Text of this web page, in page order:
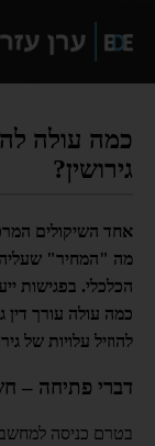
כמה עולה
גירושין?
אחד השיקולים
מה "המחיר"
הכלכלי. בפגישות
כמה עולה עורך
להוזיל עלויות של
דברי פתיחה –
בטרם כניסה